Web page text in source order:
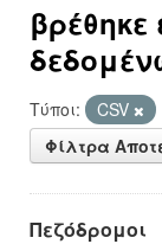
Τύποι: CSV
Φίλτρα
Πεζόδρομοι